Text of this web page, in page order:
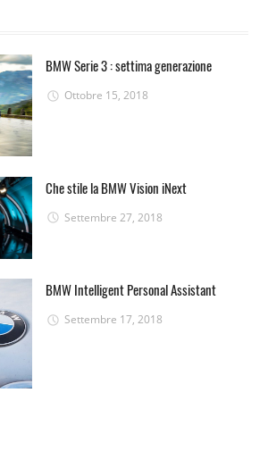
BMW Serie 3 : settima generazione
Ottobre 15, 2018
Che stile la BMW Vision iNext
Settembre 27, 2018
BMW Intelligent Personal Assistant
Settembre 17, 2018